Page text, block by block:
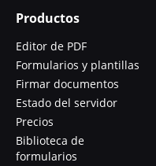
Productos
Editor de PDF
Formularios y plantillas
Firmar documentos
Estado del servidor
Precios
Biblioteca de
formularios